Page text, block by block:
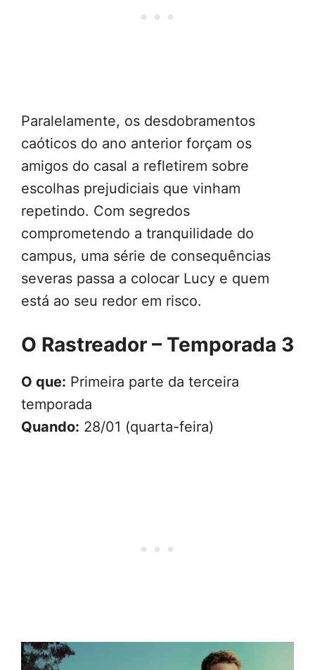
Paralelamente, os desdobramentos
caóticos do ano anterior forçam os
amigos do casal a refletirem sobre
escolhas prejudiciais que vinham
repetindo. Com segredos
comprometendo a tranquilidade do
campus, uma série de consequências
severas passa a colocar Lucy e quem
está ao seu redor em risco.
O Rastreador – Temporada 3
O que: Primeira parte da terceira
temporada
Quando: 28/01 (quarta-feira)